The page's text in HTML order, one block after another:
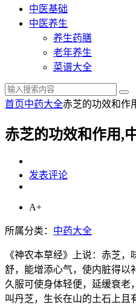
中医基础
中医养生
养生药膳
老年养生
菜谱大全
首页中药大全赤芝的功效和作
赤芝的功效和作用,
发表评论
A+
所属分类： 中药大全
《神农本草经》上说：赤芝
舒，能增添心气，使内脏得以
久服可使身体轻便，延缓衰老
叫丹芝，生长在山的土石上且